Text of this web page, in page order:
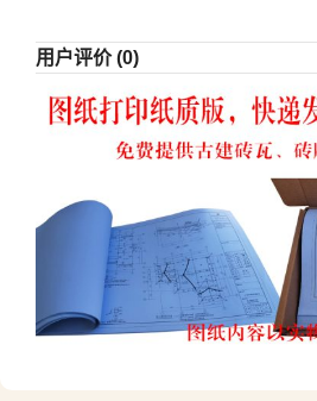
用户评价 (0)